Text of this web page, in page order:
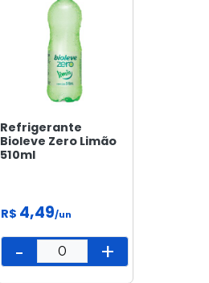
Refrigerante
Bioleve Zero Limão
510ml
R$ 4,49/un
- +